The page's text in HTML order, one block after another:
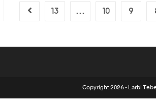
9
10
…
13
Copyright 2026 - Larbi